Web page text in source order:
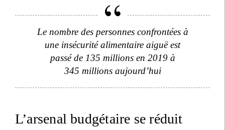
Le nombre des personnes confrontées à
une insécurité alimentaire aiguë est
passé de 135 millions en 2019 à
345 millions aujourd’hui
L’arsenal budgétaire se réduit
Je ne suis pas résident ou citoyen des Etats-Unis
Vos informations seront utilisées conformément à
politique de confidentialité .
s'inscrire